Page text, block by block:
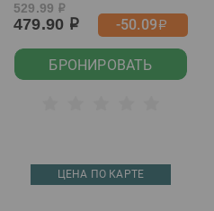
529.99 р
479.90 р -50.09р
БРОНИРОВАТЬ
ЦЕНА ПО КАРТЕ